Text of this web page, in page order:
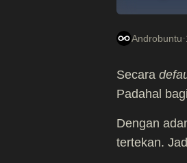
Androbuntu·
Secara
Padahal
Dengan
tertekan.